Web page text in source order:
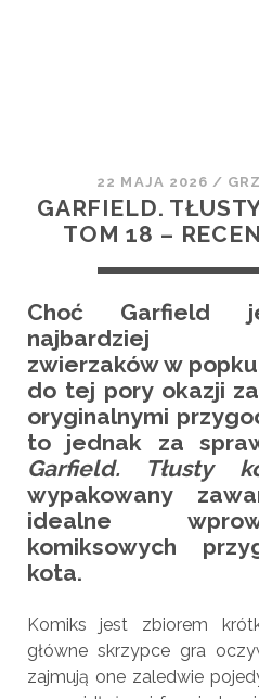
22 MAJA 2026 /
GARFIELD.
TOM 18 –
Choć Garfield
najbardziej
zwierzaków w
do tej pory okazji
oryginalnymi
to jednak za
Garfield. Tłusty
wypakowany
idealne
komiksowych
kota.
Komiks jest zbiorem
główne skrzypce gra
zajmują one zaledwie